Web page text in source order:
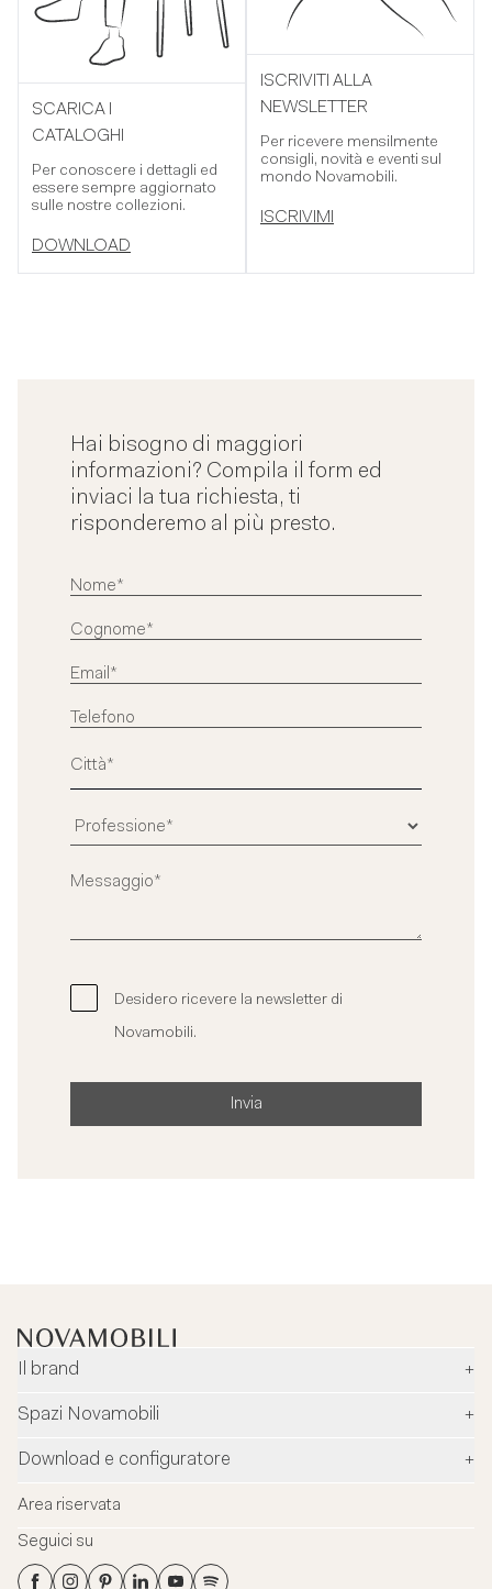
SCARICA I
CATALOGHI
Per conoscere i dettagli ed
essere sempre aggiornato
sulle nostre collezioni.
DOWNLOAD
ISCRIVITI ALLA
NEWSLETTER
Per ricevere mensilmente
consigli, novità e eventi sul
mondo Novamobili.
ISCRIVIMI
Hai bisogno di maggiori
informazioni? Compila il form ed
inviaci la tua richiesta, ti
risponderemo al più presto.
Desidero ricevere la newsletter di
Novamobili.
Invia
Il brand
+
Azienda
Designer
News
Spazi Novamobili
+
Rivenditori
Flagship Store Milano
Virtual Tour
Flagship Store Milano
Download e configuratore
+
Configuratore
Area riservata
Seguici su